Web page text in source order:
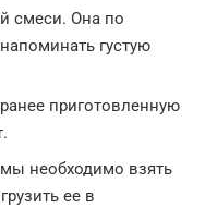
смеси. Она по
густую
приготовленную
необходимо взять
ее в